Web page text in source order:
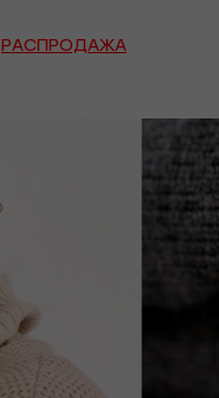
РАСПРОДАЖА
ПОСЛЕДНИЙ РАЗМЕР